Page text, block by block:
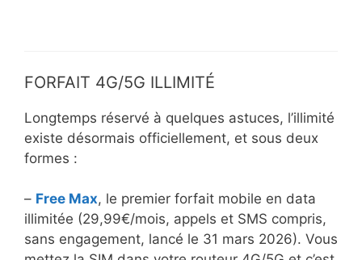
FORFAIT 4G/5G ILLIMITÉ
Longtemps réservé à quelques astuces, l’illimité
existe désormais officiellement, et sous deux
formes :
– Free Max, le premier forfait mobile en data
illimitée (29,99€/mois, appels et SMS compris,
sans engagement, lancé le 31 mars 2026). Vous